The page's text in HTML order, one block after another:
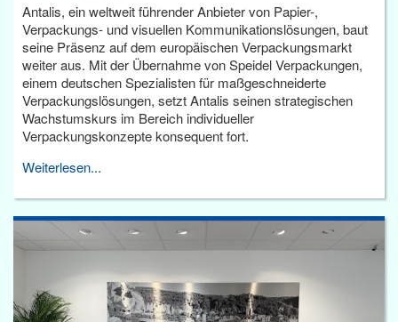
Antalis, ein weltweit führender Anbieter von Papier-,
Verpackungs- und visuellen Kommunikationslösungen, baut
seine Präsenz auf dem europäischen Verpackungsmarkt
weiter aus. Mit der Übernahme von Speidel Verpackungen,
einem deutschen Spezialisten für maßgeschneiderte
Verpackungslösungen, setzt Antalis seinen strategischen
Wachstumskurs im Bereich individueller
Verpackungskonzepte konsequent fort.
Weiterlesen...